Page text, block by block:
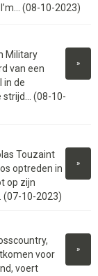
(08-10-2023)
»
Military
van een
in de
(08-10-
»
Touzaint
optreden in
op zijn
(07-10-2023)
»
voor
voert